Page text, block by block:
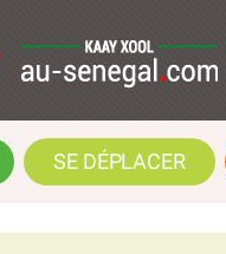
SE DÉPLACER